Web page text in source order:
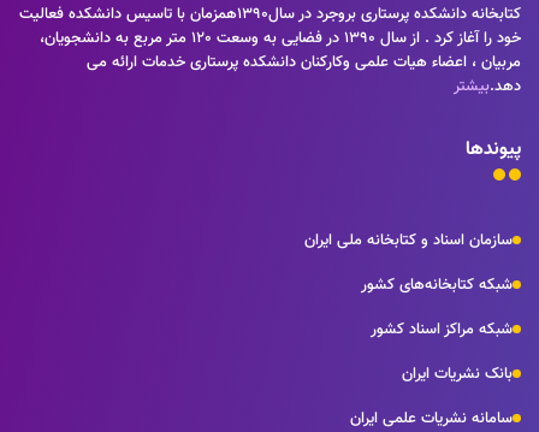
كتابخانه دانشكده پرستاری بروجرد در سال1390همزمان با تاسيس دانشكده فعاليت
خود را آغاز كرد . از سال 1390 در فضايی به وسعت 120 متر مربع به دانشجويان،
مربيان ، اعضاء هيات علمی وكاركنان دانشكده پرستاری خدمات ارائه می
دهد.بیشتر
پیوندها
سازمان اسناد و کتابخانه ملی ایران
شبکه کتابخانه‌های کشور
شبکه مراکز اسناد کشور
بانک نشریات ایران
سامانه نشریات علمی ایران